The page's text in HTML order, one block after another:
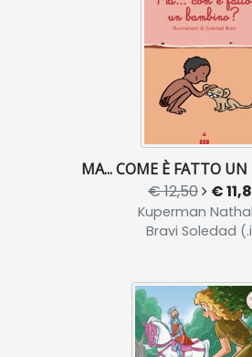
MA... COME È FATTO
€ 12,50 €
Kuperman
Bravi Soledad